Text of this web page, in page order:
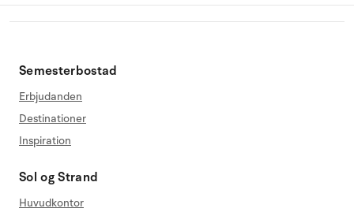
Semesterbostad
Erbjudanden
Destinationer
Inspiration
Sol og Strand
Huvudkontor